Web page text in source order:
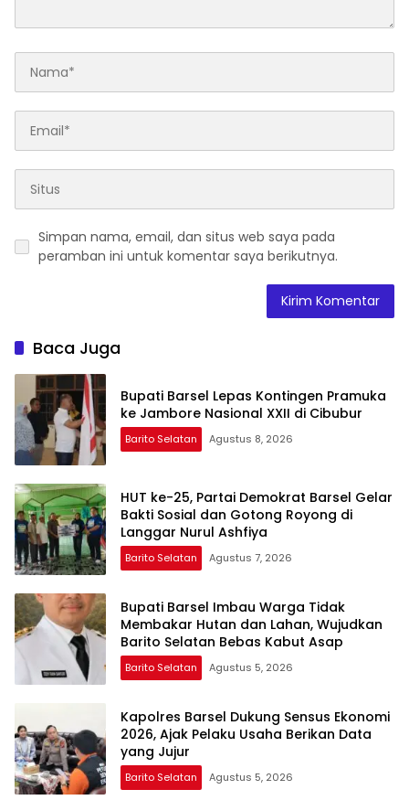
Simpan nama, email, dan situs web saya pada
peramban ini untuk komentar saya berikutnya.
Baca Juga
Bupati Barsel Lepas Kontingen Pramuka
ke Jambore Nasional XXII di Cibubur
Barito Selatan Agustus 8, 2026
HUT ke-25, Partai Demokrat Barsel Gelar
Bakti Sosial dan Gotong Royong di
Langgar Nurul Ashfiya
Barito Selatan Agustus 7, 2026
Bupati Barsel Imbau Warga Tidak
Membakar Hutan dan Lahan, Wujudkan
Barito Selatan Bebas Kabut Asap
Barito Selatan Agustus 5, 2026
Kapolres Barsel Dukung Sensus Ekonomi
2026, Ajak Pelaku Usaha Berikan Data
yang Jujur
Barito Selatan Agustus 5, 2026